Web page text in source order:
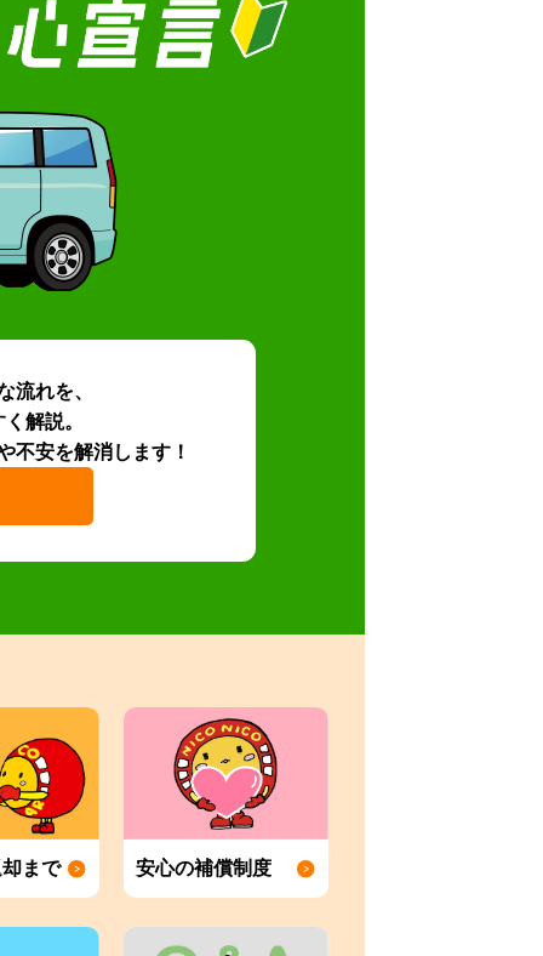
流れを、
解説。
不安を解消します！
まで 安心の補償制度